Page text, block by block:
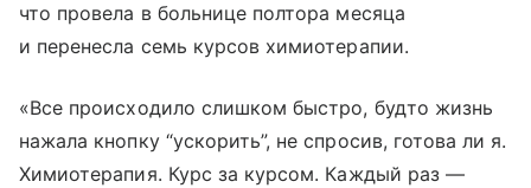
что провела в больнице полтора месяца
и перенесла семь курсов химиотерапии.
«Все происходило слишком быстро, будто жизнь
нажала кнопку “ускорить”, не спросив, готова ли я.
Химиотерапия. Курс за курсом. Каждый раз —